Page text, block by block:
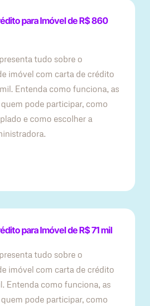
para Imóvel de R$ 860
tudo sobre o
imóvel com carta de crédito
Entenda como funciona, as
pode participar, como
e como escolher a
para Imóvel de R$ 71 mil
tudo sobre o
imóvel com carta de crédito
Entenda como funciona, as
pode participar, como